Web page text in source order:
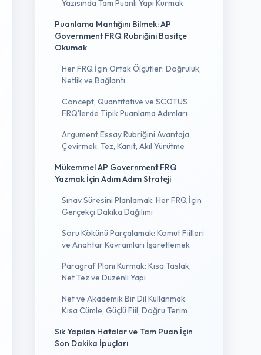
Yazısında Tam Puanlı Yapı Kurmak
Puanlama Mantığını Bilmek: AP
Government FRQ Rubriğini Basitçe
Okumak
Her FRQ İçin Ortak Ölçütler: Doğruluk,
Netlik ve Bağlantı
Concept, Quantitative ve SCOTUS
FRQ'lerde Tipik Puanlama Adımları
Argument Essay Rubriğini Avantaja
Çevirmek: Tez, Kanıt, Akıl Yürütme
Mükemmel AP Government FRQ
Yazmak İçin Adım Adım Strateji
Sınav Süresini Planlamak: Her FRQ İçin
Gerçekçi Dakika Dağılımı
Soru Kökünü Parçalamak: Komut Fiilleri
ve Anahtar Kavramları İşaretlemek
Paragraf Planı Kurmak: Kısa Taslak,
Net Tez ve Düzenli Yapı
Net ve Akademik Bir Dil Kullanmak:
Kısa Cümle, Güçlü Fiil, Doğru Terim
Sık Yapılan Hatalar ve Tam Puan İçin
Son Dakika İpuçları